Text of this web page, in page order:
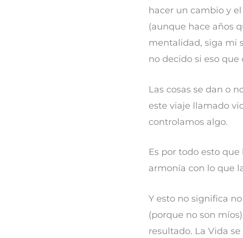
hacer un cambio y
(aunque hace años
mentalidad, siga mi
no decido si eso
Las cosas se dan o
este viaje llamado
controlamos algo.
Es por todo esto
armonía con lo que
Y esto no significa
(porque no son
resultado. La Vida